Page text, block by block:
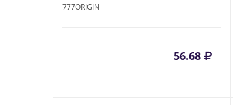
777ORIGIN
56.68